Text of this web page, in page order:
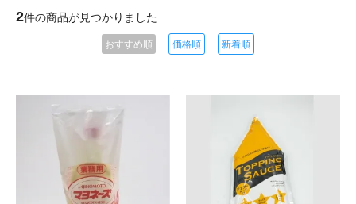
2件の商品が見つかりました
おすすめ順 価格順 新着順